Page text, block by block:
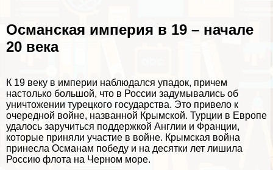
Османская империя в 19 – начале
20 века
К 19 веку в империи наблюдался упадок, причем
настолько большой, что в России задумывались об
уничтожении турецкого государства. Это привело к
очередной войне, названной Крымской. Турции в Европе
удалось заручиться поддержкой Англии и Франции,
которые приняли участие в войне. Крымская война
принесла Османам победу и на десятки лет лишила
Россию флота на Черном море.